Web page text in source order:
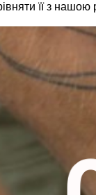
її з нашою